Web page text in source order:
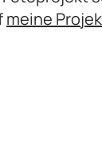
meine